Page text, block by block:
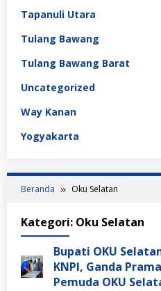
Tapanuli Utara
Tulang Bawang
Tulang Bawang Barat
Uncategorized
Way Kanan
Yogyakarta
Beranda Oku Selatan
Kategori: Oku Selatan
Bupati OKU
KNPI, Ganda
Pemuda OKU